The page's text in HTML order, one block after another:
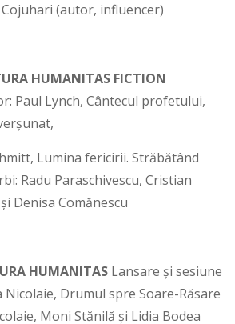
(autor, influencer)
HUMANITAS FICTION
Paul Lynch, Cântecul profetului,
Lumina fericirii. Străbătând
Radu Paraschivescu, Cristian
Denisa Comănescu
HUMANITAS Lansare și sesiune
Drumul spre Soare-Răsare
Moni Stănilă și Lidia Bodea